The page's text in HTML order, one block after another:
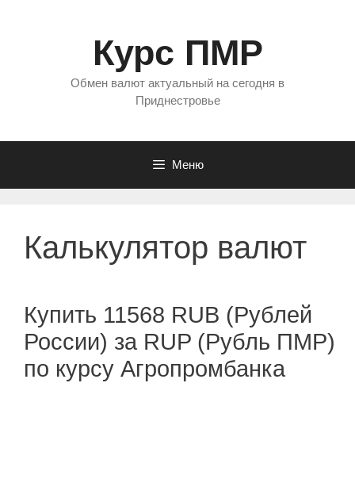
Курс ПМР
Обмен валют актуальный на сегодня в
Приднестровье
Меню
Калькулятор валют
Купить 11568 RUB (Рублей
России) за RUP (Рубль ПМР)
по курсу Агропромбанка